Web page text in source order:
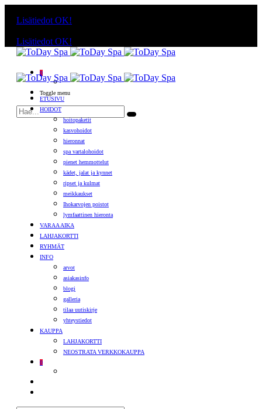
Lisätiedot OK!
Lisätiedot OK!
0
Toggle menu
ETUSIVU
HOIDOT
hoitopaketit
kasvohoidot
hieronnat
spa vartalohoidot
pienet hemmottelut
kädet, jalat ja kynnet
ripset ja kulmat
meikkaukset
Ihokarvojen poistot
lymfaattinen hieronta
VARAA AIKA
LAHJAKORTTI
RYHMÄT
INFO
arvot
asiakasinfo
blogi
galleria
tilaa uutiskirje
yhteystiedot
KAUPPA
LAHJAKORTTI
NEOSTRATA VERKKOKAUPPA
0